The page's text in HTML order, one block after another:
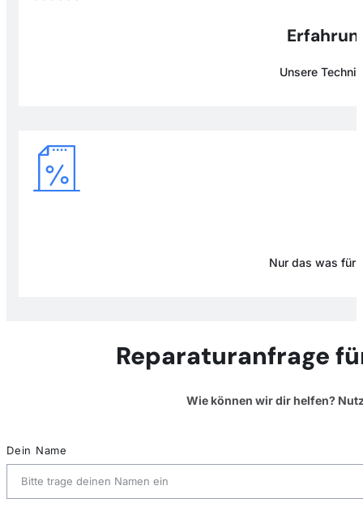
Unsere
Nur das was für
Reparaturanfrage
Wie können wir dir helfen?
Dein Name